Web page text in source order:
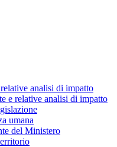
analisi di impatto
e relative analisi di impatto
umana
del Ministero